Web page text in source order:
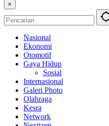
×
Nasional
Ekonomi
Otomotif
Gaya Hidup
Sosial
Internasional
Galeri Photo
Olahraga
Kesra
Network